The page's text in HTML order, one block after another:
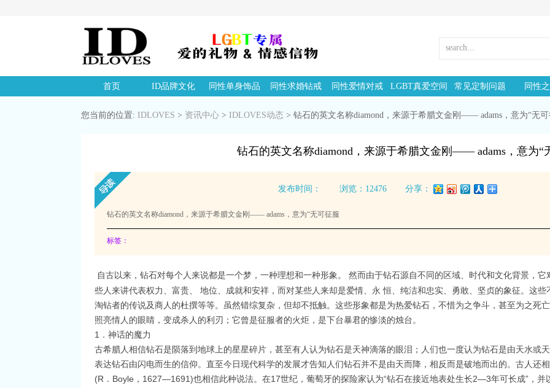
首页 ID品牌文化 同性单身饰品 同性求婚钻戒 同性爱情对戒 LGBT真爱空间 常见定制问题 同性
您当前的位置: IDLOVES > 资讯中心 > IDLOVES动态 > 钻石的英文名称diamond，来源于希腊文金刚—— adams，意为“无
钻石的英文名称diamond，来源于希腊文金刚—— adams，意为“
发布时间： 浏览：12476 分享：
钻石的英文名称diamond，来源于希腊文金刚—— adams，意为“无可征服
标签：
自古以来，钻石对每个人来说都是一个梦，一种理想和一种形象。 然而由于钻石源自不同的区域、时代和文化背景，
些人来讲代表权力、富贵、 地位、成就和安祥，而对某些人来却是爱情、永 恒、纯洁和忠实、勇敢、坚贞的象征。这
淘钻者的传说及商人的杜撰等等。虽然错综复杂，但却不抵触。这些形象都是为热爱钻石，不惜为之争斗，甚至为之死
照亮情人的眼睛，变成杀人的利刃；它曾是征服者的火炬，是下台暴君的惨淡的烛台。
1．神话的魔力
古希腊人相信钻石是陨落到地球上的星星碎片，甚至有人认为钻石是天神滴落的眼泪；人们也一度认为钻石是由天水或
表达钻石由闪电而生的信仰。直至今日现代科学的发展才告知人们钻石并不是由天而降，相反而是破地而出的。古人还
(R．Boyle，1627—1691)也相信此种说法。在17世纪，葡萄牙的探险家认为“钻石在接近地表处生长2—3年可长成”，并